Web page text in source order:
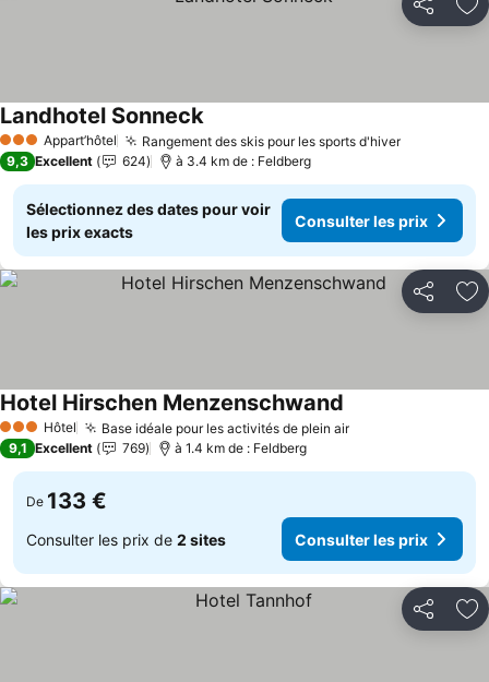
Partager
3 ÉtoilesAppart’hôtel Rangement des skis pour les sports d'hiverConsulter
Landhotel SonneckConsulter les prix
9,3 Excellent 624 à 3.4 km de : Feldberg
Sélectionnez des dates pour voir
les prix exacts
Consulter les prix
Partager
3 ÉtoilesHôtel Base idéale pour les activités de plein airConsulter les
Hotel Hirschen Menzenschwand
9,1 Excellent 769 à 1.4 km de : Feldberg
De 133 €
Consulter les prix de 2 sites Consulter les prix
Partager